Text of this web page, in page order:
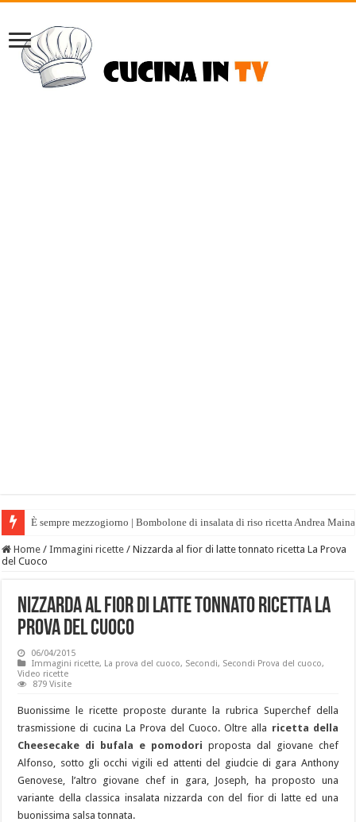
È sempre mezzogiorno | Bombolone di insalata di riso ricetta Andrea
Home / Immagini ricette / Nizzarda al fior di latte tonnato ricetta La Prova
del Cuoco
Nizzarda al fior di latte tonnato ricetta La
Prova del Cuoco
06/04/2015
Immagini ricette, La prova del cuoco, Secondi, Secondi Prova del cuoco,
Video ricette
879 Visite
Buonissime le ricette proposte durante la rubrica Superchef della
trasmissione di cucina La Prova del Cuoco. Oltre alla ricetta della
Cheesecake di bufala e pomodori proposta dal giovane chef
Alfonso, sotto gli occhi vigili ed attenti del giudcie di gara Anthony
Genovese, l’altro giovane chef in gara, Joseph, ha proposto una
variante della classica insalata nizzarda con del fior di latte ed una
buonissima salsa tonnata.